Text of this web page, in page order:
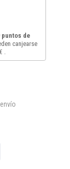
puntos de
canjearse